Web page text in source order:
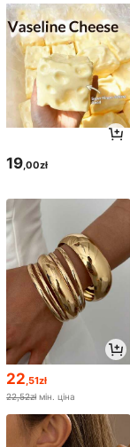
19 ,00zł
22,51zł
22,52zł мін. ціна